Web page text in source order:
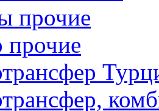
прочие
прочие